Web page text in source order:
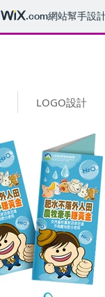
.com網站幫手設
LOGO設計